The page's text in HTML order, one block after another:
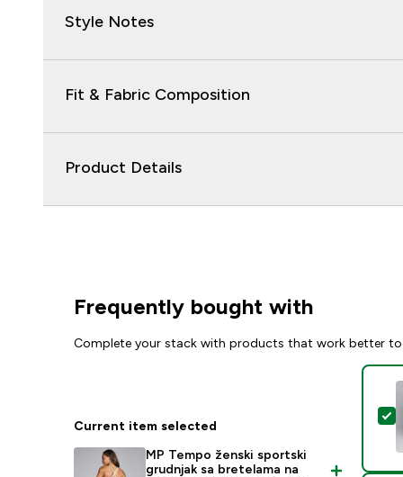
Style Notes
Fit & Fabric Composition
Product Details
Frequently bought with
Complete your stack with products that work better
Current item selected
MP Tempo ženski sportski
grudnjak sa bretelama na